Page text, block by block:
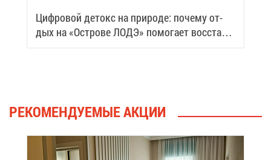
Циф­ро­вой де­токс на при­ро­де: по­че­му от­
дых на «Ост­ро­ве ЛОДЭ» по­мо­га­ет вос­ста­но­
вить си­лы
РЕ­КО­МЕН­ДУ­Е­МЫЕ АК­ЦИИ